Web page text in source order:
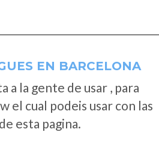
EN BARCELONA
a la gente de usar , para
el cual podeis usar con las
esta pagina.